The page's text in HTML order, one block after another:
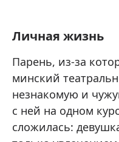
Личная жизнь
Парень, из-за
минский
незнакомую и
с ней на одном
сложилась: